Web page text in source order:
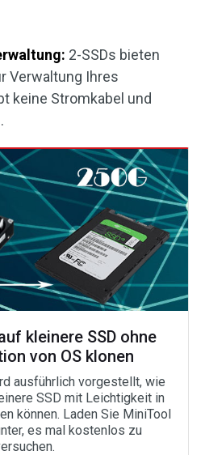
2-SSDs bieten
Verwaltung Ihres
keine Stromkabel und
kleinere SSD ohne
von OS klonen
ausführlich vorgestellt, wie
SSD mit Leichtigkeit in
können. Laden Sie MiniTool
es mal kostenlos zu